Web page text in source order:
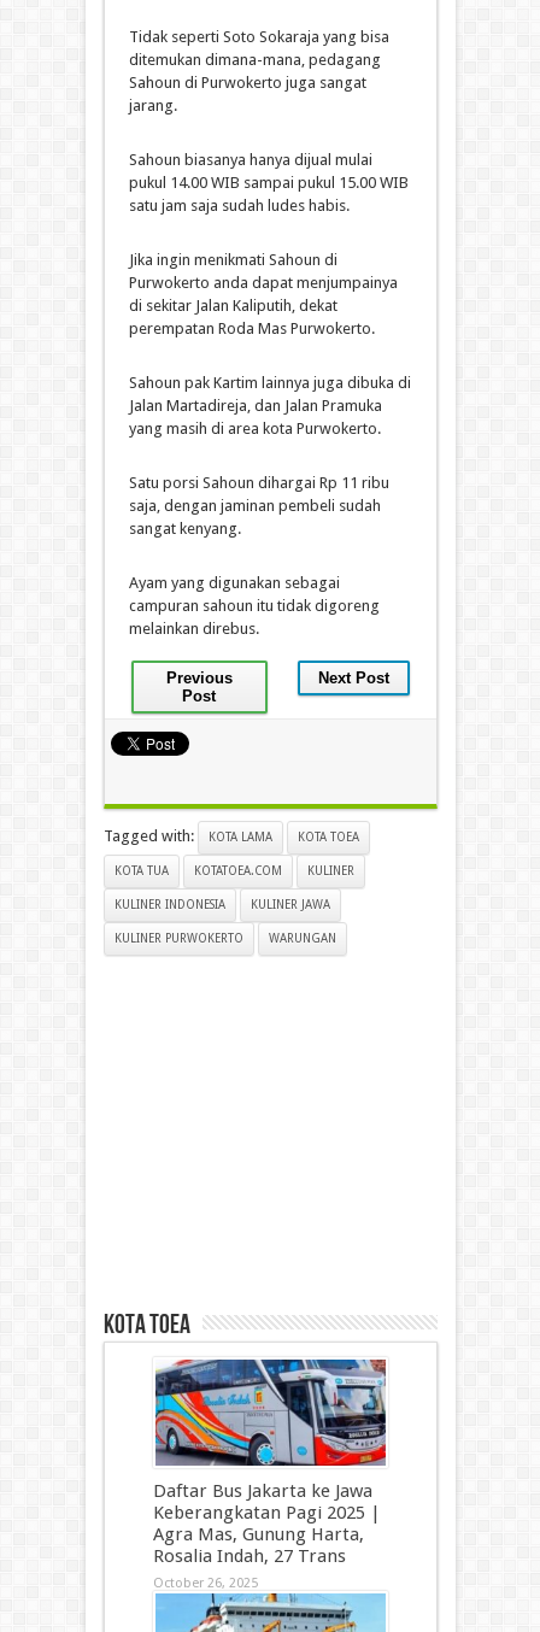
Tidak seperti Soto Sokaraja yang bisa
ditemukan dimana-mana, pedagang
Sahoun di Purwokerto juga sangat
jarang.
Sahoun biasanya hanya dijual mulai
pukul 14.00 WIB sampai pukul 15.00 WIB
satu jam saja sudah ludes habis.
Jika ingin menikmati Sahoun di
Purwokerto anda dapat menjumpainya
di sekitar Jalan Kaliputih, dekat
perempatan Roda Mas Purwokerto.
Sahoun pak Kartim lainnya juga dibuka di
Jalan Martadireja, dan Jalan Pramuka
yang masih di area kota Purwokerto.
Satu porsi Sahoun dihargai Rp 11 ribu
saja, dengan jaminan pembeli sudah
sangat kenyang.
Ayam yang digunakan sebagai
campuran sahoun itu tidak digoreng
melainkan direbus.
Previous
Post
Next Post
Tagged with: KOTA LAMA KOTA TOEA
KOTA TUA KOTATOEA.COM KULINER
KULINER INDONESIA KULINER JAWA
KULINER PURWOKERTO WARUNGAN
kota toea
Daftar Bus Jakarta ke Jawa
Keberangkatan Pagi 2025 |
Agra Mas, Gunung Harta,
Rosalia Indah, 27 Trans
October 26, 2025